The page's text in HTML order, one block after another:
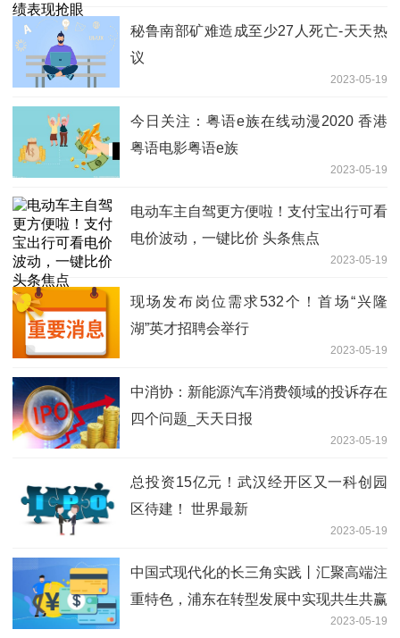
秘鲁南部矿难造成至少27人死亡-天天热
议
2023-05-19
今日关注：粤语e族在线动漫2020 香港
粤语电影粤语e族
2023-05-19
电动车主自驾更方便啦！支付宝出行可看
电价波动，一键比价 头条焦点
2023-05-19
现场发布岗位需求532个！首场“兴隆
湖”英才招聘会举行
2023-05-19
中消协：新能源汽车消费领域的投诉存在
四个问题_天天日报
2023-05-19
总投资15亿元！武汉经开区又一科创园
区待建！ 世界最新
2023-05-19
中国式现代化的长三角实践丨汇聚高端注
重特色，浦东在转型发展中实现共生共赢
2023-05-19